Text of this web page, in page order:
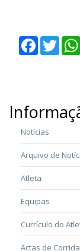
Facebook
Twitter
Notícias
Arquivo de
Atleta
Equipas
Currículo do
Actas de Corrida